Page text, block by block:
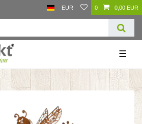
EUR 0 0,00 EUR
☰